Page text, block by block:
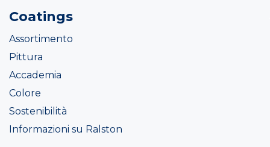
Coatings
Assortimento
Pittura
Accademia
Colore
Sostenibilità
Informazioni su Ralston